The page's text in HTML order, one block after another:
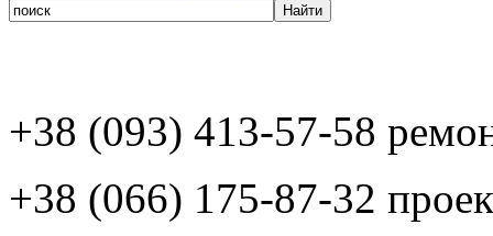
+38 (093) 413-57-58
+38 (066) 175-87-32